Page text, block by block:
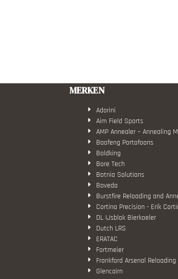
MERKEN
Adorini
Aim Field Sports
AMP Annealer – Annealing
Baofeng Portofoons
Boldking
Bore Tech
Botnia Solutions
Boveda
Burstfire Reloading and
Cortina Precision - Erik
DL IJsblok Bierkoeler
Dutch LRS
ERATAC
Fortmeier
Frankford Arsenal Reloading
Glencairn